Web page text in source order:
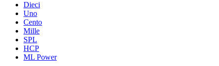
Dieci
Uno
Cento
Mille
SPL
HCP
ML Power